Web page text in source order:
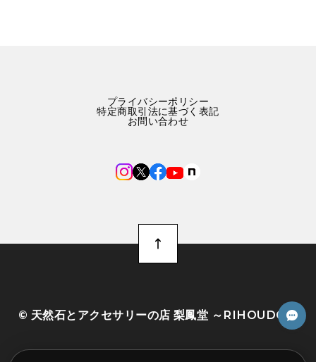
プライバシーポリシー
特定商取引法に基づく表記
お問い合わせ
©︎ 天然石とアクセサリーの店 梨鳳堂 ～RIHOUDO～